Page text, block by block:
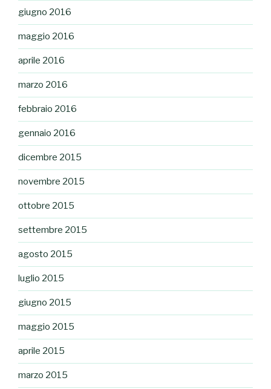
giugno 2016
maggio 2016
aprile 2016
marzo 2016
febbraio 2016
gennaio 2016
dicembre 2015
novembre 2015
ottobre 2015
settembre 2015
agosto 2015
luglio 2015
giugno 2015
maggio 2015
aprile 2015
marzo 2015